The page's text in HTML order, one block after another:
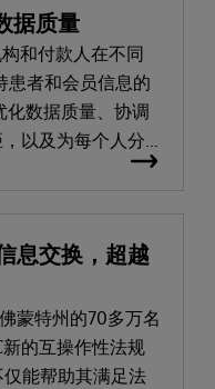
据质量
和付款人在不同
患者和会员信息的
化数据质量、协调
以及为每个人分
息交换，超越
蒙特州的70多万名
的互操作性法规
能帮助其满足法